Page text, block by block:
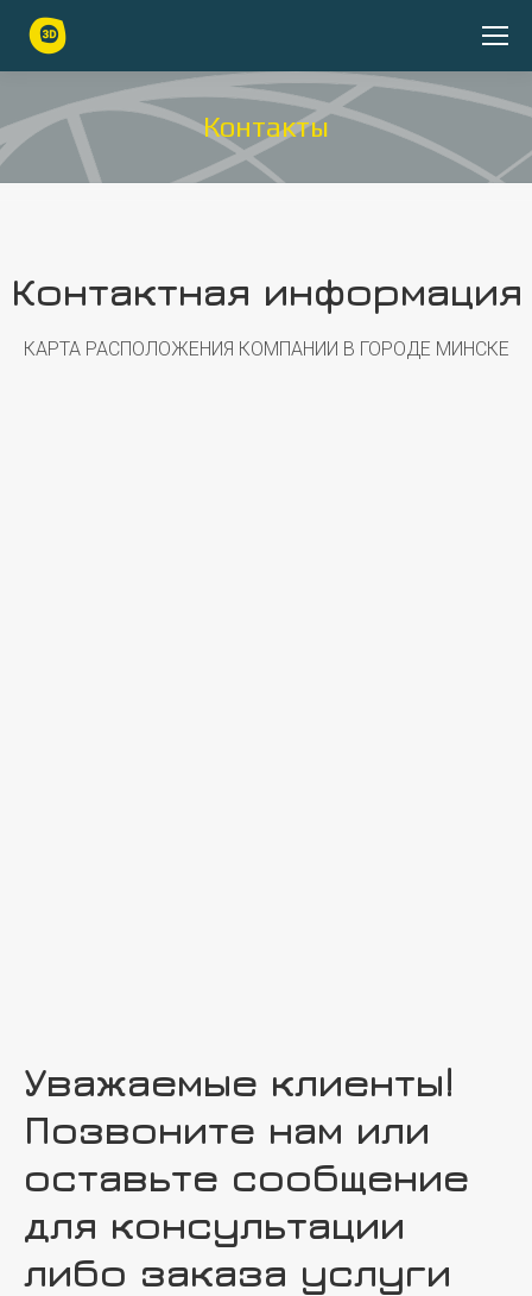
Контакты
Вы здесь:
Контактная информация
КАРТА РАСПОЛОЖЕНИЯ КОМПАНИИ В ГОРОДЕ МИНСКЕ
Уважаемые клиенты!
Позвоните нам или
оставьте сообщение
для консультации
либо заказа услуги